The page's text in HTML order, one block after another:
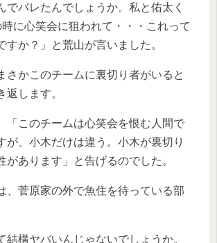
でバレたんでしょうか。私と佑太く
に心笑会に狙われて・・・これって
すか？」と荒山が言いました。
さかこのチームに裏切り者がいると
返します。
「このチームは心笑会を恨む人間で
が、小木だけは違う。小木が裏切り
があります」と告げるのでした。
、菅原家の外で魚住を待っている部
結構ヤバいんじゃないでしょうか。